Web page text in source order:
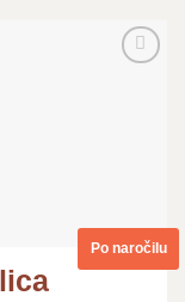
Po naročilu